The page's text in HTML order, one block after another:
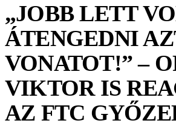
„JOBB LETT
ÁTENGEDNI
VONATOT!” –
VIKTOR IS
AZ FTC